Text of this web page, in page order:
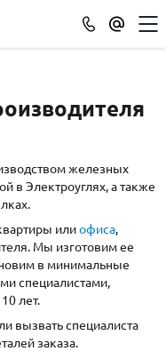
железных
в Электроуглях, а также
илиофиса,
Мы изготовим ее
в минимальные
специалистами,
лет.
вызвать специалиста
заказа.